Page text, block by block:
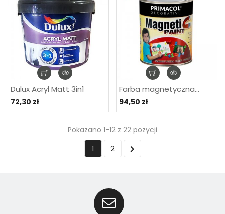
Dulux Acryl Matt 3in1
72,30 zł
Farba magnetyczna...
94,50 zł
Pokazano 1-12 z 22 pozycji
1
2 